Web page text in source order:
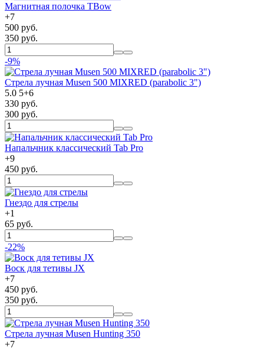
Магнитная полочка TBow
+7
500 руб.
350 руб.
-9%
Стрела лучная Musen 500 MIXRED (parabolic 3")
5.0 5+6
330 руб.
300 руб.
Напальчник классический Tab Pro
+9
450 руб.
Гнездо для стрелы
+1
65 руб.
-22%
Воск для тетивы JX
+7
450 руб.
350 руб.
Стрела лучная Musen Hunting 350
+7